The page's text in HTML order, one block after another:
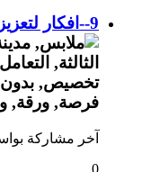
9--افكار لتعزيز ثقة اطفالك بأنفسهم
آخر مشاركة
0